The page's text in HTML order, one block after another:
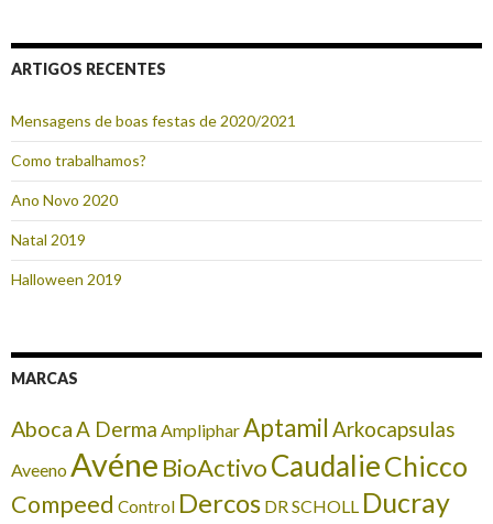
ARTIGOS RECENTES
Mensagens de boas festas de 2020/2021
Como trabalhamos?
Ano Novo 2020
Natal 2019
Halloween 2019
MARCAS
AbocaA Derma AmplipharAptamil Arkocapsulas
AveenoAvéne BioActivoCaudalieChicco
Compeed Control Dercos DR SCHOLL Ducray